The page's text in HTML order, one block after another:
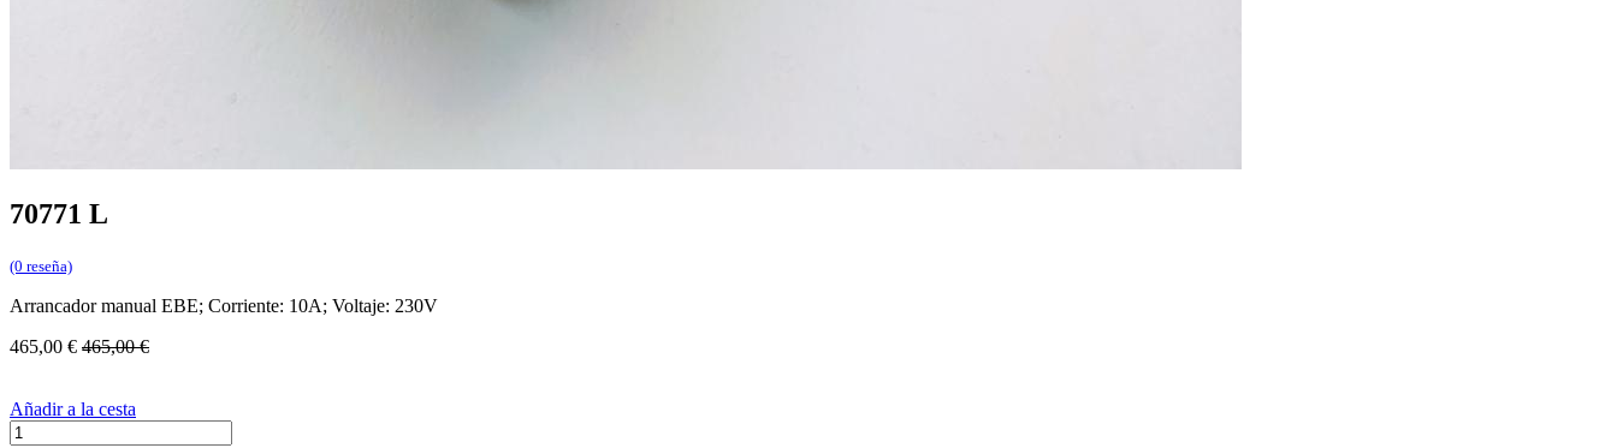
70771 L
(0 reseña)
Arrancador manual EBE; Corriente: 10A; Voltaje: 230V
465,00 € 465,00€
Añadir a la cesta